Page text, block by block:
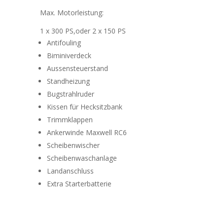
Max. Motorleistung:
1 x 300 PS,oder 2 x 150 PS
Antifouling
Biminiverdeck
Aussensteuerstand
Standheizung
Bugstrahlruder
Kissen für Hecksitzbank
Trimmklappen
Ankerwinde Maxwell RC6
Scheibenwischer
Scheibenwaschanlage
Landanschluss
Extra Starterbatterie